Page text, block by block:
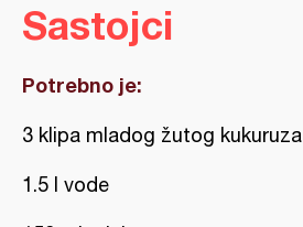
Sastojci
Potrebno je:
3 klipa mladog žutog kukuruza
1.5 l vode